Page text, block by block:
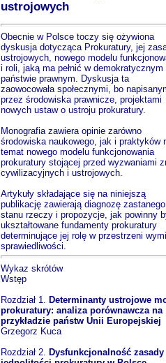
ustrojowych
Obecnie w Polsce toczy się ożywiona
dyskusja dotycząca Prokuratury, jej
ustrojowych, nowego modelu
i roli, jaką ma pełnić w demokratycznym
państwie prawnym. Dyskusja ta
zaowocowała społecznymi, bo
przez środowiska prawnicze, projektami
nowych ustaw o ustroju prokuratury.
Monografia zawiera opinie zarówno
środowiska naukowego, jak i praktyków
temat nowego modelu funkcjonowania
prokuratury stojącej przed wyzwaniami
cywilizacyjnych i ustrojowych.
Artykuły składające się na niniejszą
publikację zawierają diagnozę zastanego
stanu rzeczy i propozycje, jak powinny
ukształtowane fundamenty prokuratury
determinujące jej rolę w przestrzeni
sprawiedliwości.
Wykaz skrótów
Wstęp
Rozdział 1.
Determinanty ustrojowe
prokuratury: analiza porównawcza na
przykładzie państw Unii Europejskiej
Grzegorz Kuca
Rozdział 2.
Dysfunkcjonalność zasady